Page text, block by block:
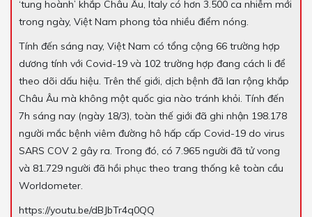
‘tung hoành’ khắp Châu Âu, Italy có hơn 3.500 ca nhiễm mới
trong ngày, Việt Nam phong tỏa nhiều điểm nóng.
Tính đến sáng nay, Việt Nam có tổng cộng 66 trường hợp
dương tính với Covid-19 và 102 trường hợp đang cách li để
theo dõi dấu hiệu. Trên thế giới, dịch bệnh đã lan rộng khắp
Châu Âu mà không một quốc gia nào tránh khỏi. Tính đến
7h sáng nay (ngày 18/3), toàn thế giới đã ghi nhận 198.178
người mắc bệnh viêm đường hô hấp cấp Covid-19 do virus
SARS COV 2 gây ra. Trong đó, có 7.965 người đã tử vong
và 81.729 người đã hồi phục theo trang thống kê toàn cầu
Worldometer.
https://youtu.be/dBJbTr4q0QQ